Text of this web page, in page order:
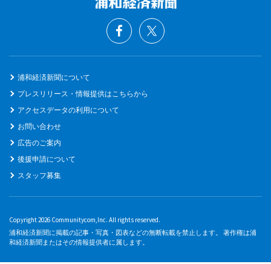
浦和経済新聞について
プレスリリース・情報提供はこちらから
アクセスデータの利用について
お問い合わせ
広告のご案内
後援申請について
スタッフ募集
Copyright 2026 Communitycom,Inc. All rights reserved.
浦和経済新聞に掲載の記事・写真・図表などの無断転載を禁止します。 著作権は浦
和経済新聞またはその情報提供者に属します。